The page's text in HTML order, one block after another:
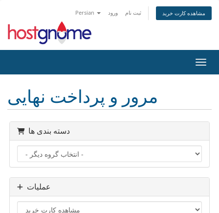
Persian ورود ثبت نام مشاهده کارت خرید
مرور و پرداخت نهایی
دسته بندی ها
عملیات